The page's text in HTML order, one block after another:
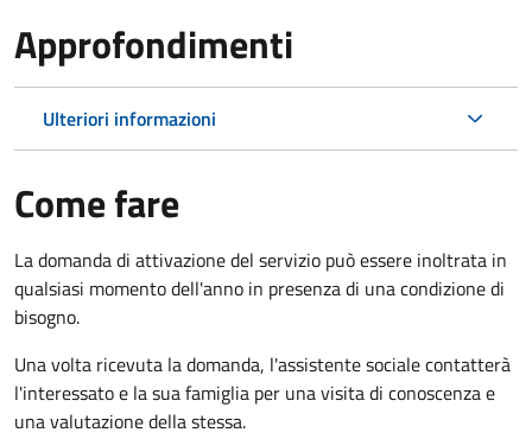
Approfondimenti
Ulteriori informazioni
Come fare
La domanda di attivazione del servizio può essere inoltrata in
qualsiasi momento dell'anno in presenza di una condizione di
bisogno.
Una volta ricevuta la domanda, l'assistente sociale contatterà
l'interessato e la sua famiglia per una visita di conoscenza e
una valutazione della stessa.